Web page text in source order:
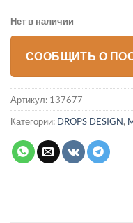
Нет в наличии
СООБЩИТЬ О
Артикул: 137677
Категории: DROPS DESIGN,